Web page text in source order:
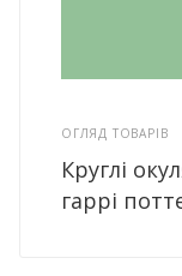
ОГЛЯД ТОВАРІВ
Круглі
гаррі